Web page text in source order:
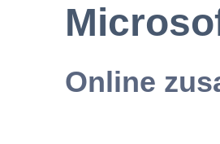
Online